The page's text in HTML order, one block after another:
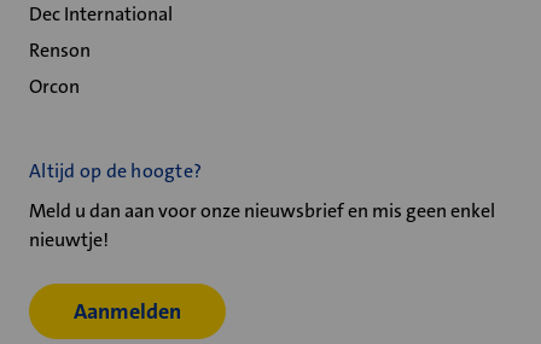
Dec International
Renson
Orcon
Altijd op de hoogte?
Meld u dan aan voor onze nieuwsbrief en mis geen enkel
nieuwtje!
Aanmelden